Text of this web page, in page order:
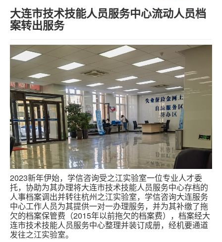
留学和考研
案例
大连市技术技能人员服务中心流动人员档
案转出服务
2023新年伊始，学信咨询受之江实验室一位专业人才委
托，协助为其办理将大连市技术技能人员服务中心存档的
人事档案调出并转往杭州之江实验室，学信咨询大连服务
中心工作人员为其提供一对一办理服务，并为其补缴了拖
欠的档案保管费（2015年以前拖欠的档案费），档案经大
连市技术技能人员服务中心整理并装订成册，经机要通道
发往之江实验室。